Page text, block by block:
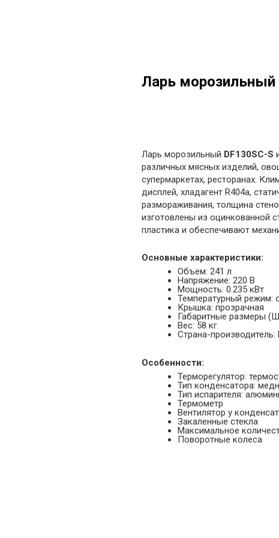
Ларь морозильный
Ларь морозильный DF130SС-S
различных мясных изделий,
супермаркетах, ресторанах.
дисплей, хладагент R404a,
размораживания, толщина
изготовлены из оцинкованной
пластика и обеспечивают
Основные характеристики:
Объем: 241 л
Напряжение: 220 В
Мощность: 0.235 кВт
Температурный режим:
Крышка: прозрачная
Габаритные размеры
Вес: 58 кг
Страна-производитель:
Особенности:
Терморегулятор:
Тип конденсатора:
Тип испарителя:
Термометр
Вентилятор у
Закаленные стекла
Максимальное
Поворотные колеса